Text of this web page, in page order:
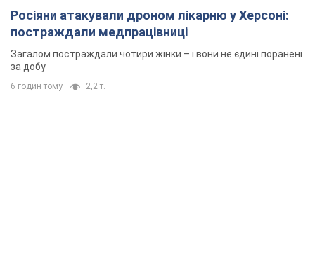
Росіяни атакували дроном лікарню у Херсоні:
постраждали медпрацівниці
Загалом постраждали чотири жінки – і вони не єдині поранені
за добу
6 годин тому 2,2 т.